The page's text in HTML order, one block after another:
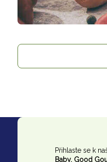
Přihlaste se k
Baby, Good